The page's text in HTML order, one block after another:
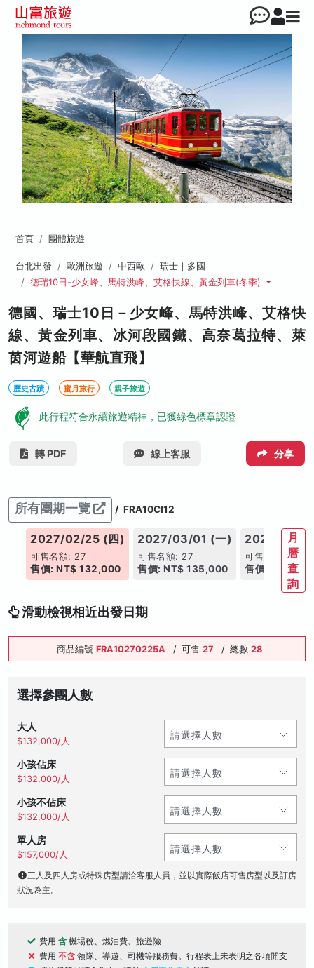
首頁 團體旅遊
台北出發 歐洲旅遊 中西歐
瑞士｜多國
德瑞10日-少女峰、馬特洪峰、艾格快線、黃金列車(冬季)
德國、瑞士10日－少女峰、馬特洪峰、艾格快
線、黃金列車、冰河段國鐵、高奈葛拉特、萊
茵河遊船【華航直飛】
歷史古蹟 蜜月旅行 親子旅遊
此行程符合永續旅遊精神，已獲綠色標章認證
轉 PDF 線上客服 分享
所有團期一覽 / FRA10CI12
2027/02/25 (四)
可售名額: 27
售價: NT$ 132,000
2027/03/01 (一)
可售名額: 27
售價: NT$ 135,000
2027/03/
可售名額: 27
售價: NT$
月
曆
查
詢
滑動檢視相近出發日期
商品編號 FRA10270225A / 可售 27 / 總數 28
選擇參團人數
大人
$132,000/人
小孩佔床
$132,000/人
小孩不佔床
$132,000/人
單人房
$157,000/人
三人及四人房或特殊房型請洽客服人員，並以實際飯店可售房型以及訂房
狀況為主。
費用 含 機場稅、燃油費、旅遊險
費用 不含 領隊、導遊、司機等服務費。行程表上未表明之各項開支